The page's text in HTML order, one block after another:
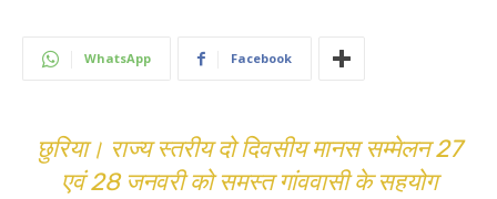
WhatsApp Facebook
छुरिया। राज्य स्तरीय दो दिवसीय मानस सम्मेलन 27
एवं 28 जनवरी को समस्त गांववासी के सहयोग